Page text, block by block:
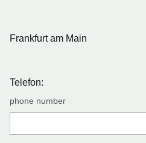
Frankfurt am Main
Telefon:
phone number